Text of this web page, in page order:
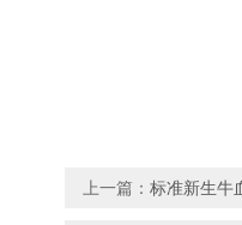
上一篇： 标准新生牛